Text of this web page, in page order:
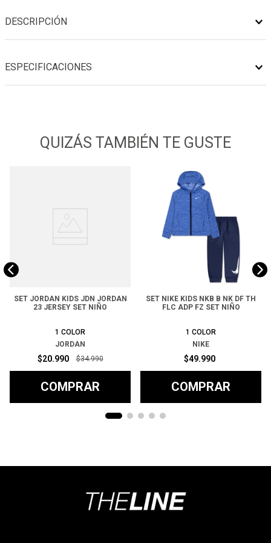
DESCRIPCIÓN
ESPECIFICACIONES
QUIZÁS TAMBIÉN TE GUSTE
SET JORDAN KIDS JDN JORDAN
23 JERSEY SET NIÑO
1 COLOR
JORDAN
$20.990 $34.990
COMPRAR
SET NIKE KIDS NKB B NK DF TH
FLC ADP FZ SET NIÑO
1 COLOR
NIKE
$49.990
COMPRAR